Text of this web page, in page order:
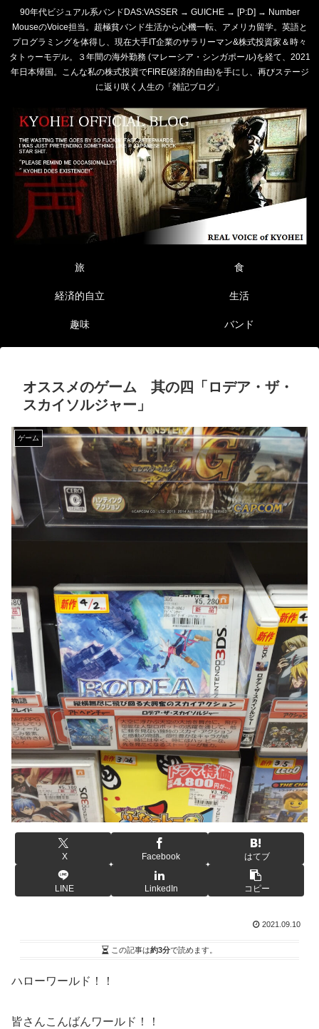
90年代ビジュアル系バンドDAS:VASSER → GUICHE → [P:D] → Number
MouseのVoice担当。超極貧バンド生活から心機一転、アメリカ留学。英語と
プログラミングを体得し、現在大手IT企業のサラリーマン&株式投資家＆時々
タトゥーモデル。３年間の海外勤務 (マレーシア・シンガポール)を経て、2021
年日本帰国。こんな私の株式投資でFIRE(経済的自由)を手にし、再びステージ
に返り咲く人生の「雑記ブログ」
旅 食
経済的自立 生活
趣味 バンド
オススメのゲーム 其の四「ロデア・ザ・
スカイソルジャー」
ゲーム
X Facebook はてブ
LINE LinkedIn コピー
2021.09.10
この記事は約3分で読めます。
ハローワールド！！
皆さんこんばんワールド！！